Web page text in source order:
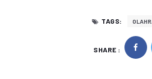
TAGS:
SHARE :